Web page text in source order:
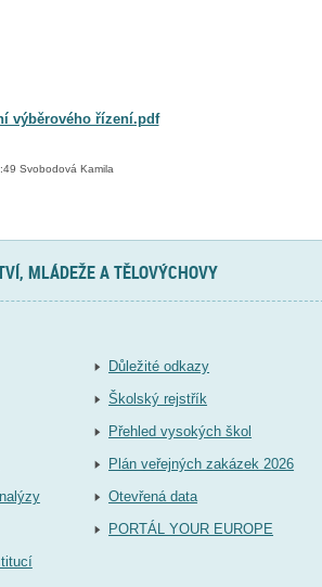
výběrového řízení.pdf
Svobodová Kamila
MLÁDEŽE A TĚLOVÝCHOVY
Důležité odkazy
Školský rejstřík
Přehled vysokých škol
Plán veřejných zakázek 2026
Otevřená data
PORTÁL YOUR EUROPE